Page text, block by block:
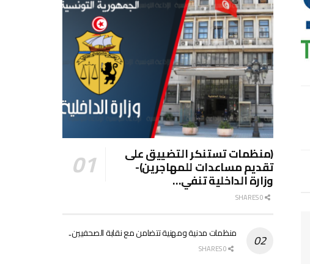
(منظمات تستنكر التضييق على
تقديم مساعدات للمهاجرين)-
وزارة الداخلية تنفي…
منظمات مدنية ومهنية تتضامن مع نقابة الصحفيين..